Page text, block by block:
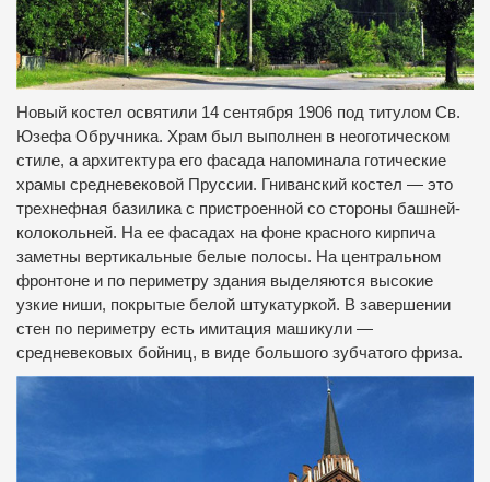
Новый костел освятили 14 сентября 1906 под титулом Св.
Юзефа Обручника. Храм был выполнен в неоготическом
стиле, а архитектура его фасада напоминала готические
храмы средневековой Пруссии. Гниванский костел — это
трехнефная базилика с пристроенной со стороны башней-
колокольней. На ее фасадах на фоне красного кирпича
заметны вертикальные белые полосы. На центральном
фронтоне и по периметру здания выделяются высокие
узкие ниши, покрытые белой штукатуркой. В завершении
стен по периметру есть имитация машикули —
средневековых бойниц, в виде большого зубчатого фриза.